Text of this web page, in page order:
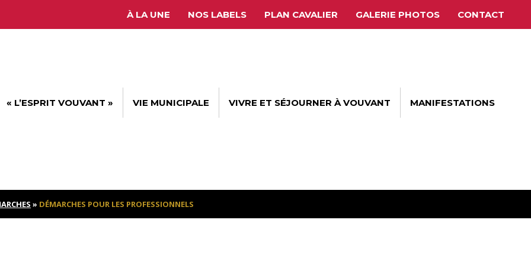
À LA UNE NOS LABELS PLAN CAVALIER GALERIE PHOTOS CONTACT
« L’ESPRIT VOUVANT » VIE MUNICIPALE VIVRE ET SÉJOURNER À VOUVANT MANIFESTATIONS
» DÉMARCHES POUR LES PROFESSIONNELS